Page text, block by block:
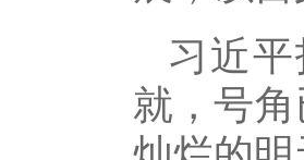
习近
就，号